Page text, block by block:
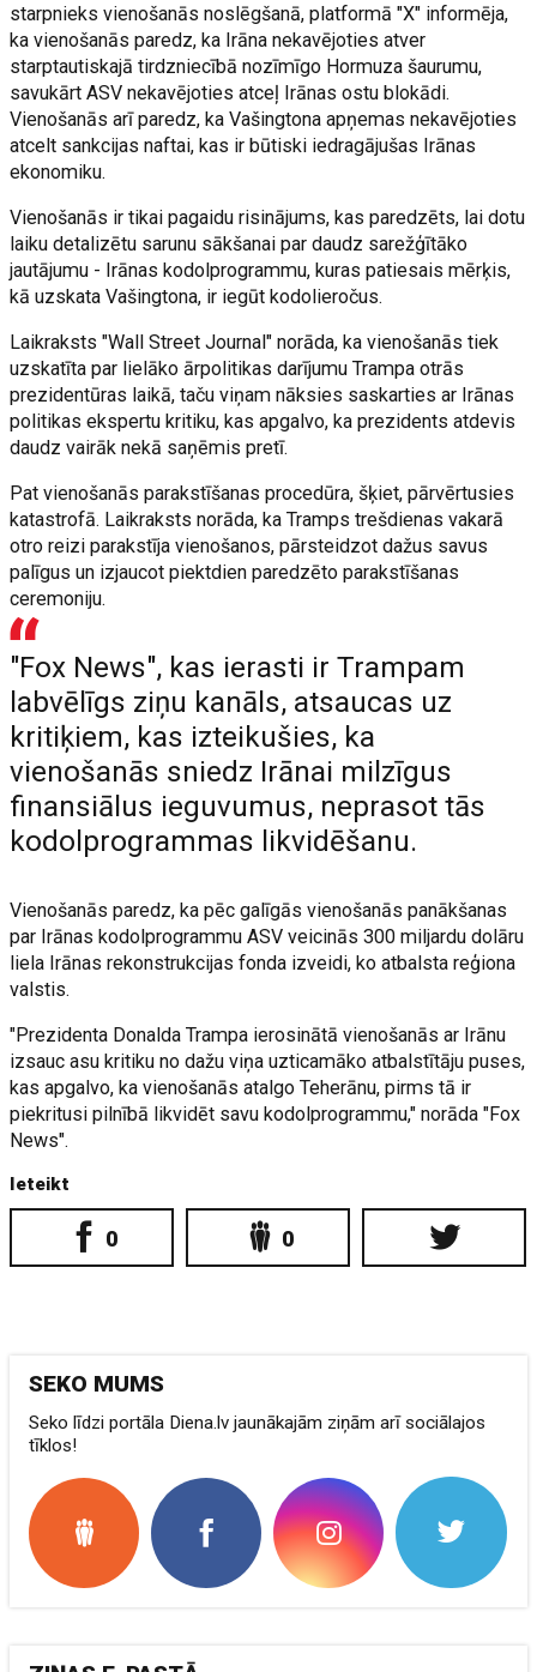
starpnieks vienošanās noslēgšanā, platformā "X" informēja,
ka vienošanās paredz, ka Irāna nekavējoties atver
starptautiskajā tirdzniecībā nozīmīgo Hormuza šaurumu,
savukārt ASV nekavējoties atceļ Irānas ostu blokādi.
Vienošanās arī paredz, ka Vašingtona apņemas nekavējoties
atcelt sankcijas naftai, kas ir būtiski iedragājušas Irānas
ekonomiku.
Vienošanās ir tikai pagaidu risinājums, kas paredzēts, lai dotu
laiku detalizētu sarunu sākšanai par daudz sarežģītāko
jautājumu - Irānas kodolprogrammu, kuras patiesais mērķis,
kā uzskata Vašingtona, ir iegūt kodolieročus.
Laikraksts "Wall Street Journal" norāda, ka vienošanās tiek
uzskatīta par lielāko ārpolitikas darījumu Trampa otrās
prezidentūras laikā, taču viņam nāksies saskarties ar Irānas
politikas ekspertu kritiku, kas apgalvo, ka prezidents atdevis
daudz vairāk nekā saņēmis pretī.
Pat vienošanās parakstīšanas procedūra, šķiet, pārvērtusies
katastrofā. Laikraksts norāda, ka Tramps trešdienas vakarā
otro reizi parakstīja vienošanos, pārsteidzot dažus savus
palīgus un izjaucot piektdien paredzēto parakstīšanas
ceremoniju.
"Fox News", kas ierasti ir Trampam
labvēlīgs ziņu kanāls, atsaucas uz
kritiķiem, kas izteikušies, ka
vienošanās sniedz Irānai milzīgus
finansiālus ieguvumus, neprasot tās
kodolprogrammas likvidēšanu.
Vienošanās paredz, ka pēc galīgās vienošanās panākšanas
par Irānas kodolprogrammu ASV veicinās 300 miljardu dolāru
liela Irānas rekonstrukcijas fonda izveidi, ko atbalsta reģiona
valstis.
"Prezidenta Donalda Trampa ierosinātā vienošanās ar Irānu
izsauc asu kritiku no dažu viņa uzticamāko atbalstītāju puses,
kas apgalvo, ka vienošanās atalgo Teherānu, pirms tā ir
piekritusi pilnībā likvidēt savu kodolprogrammu," norāda "Fox
News".
Ieteikt
0 0
SEKO MUMS
Seko līdzi portāla Diena.lv jaunākajām ziņām arī sociālajos
tīklos!